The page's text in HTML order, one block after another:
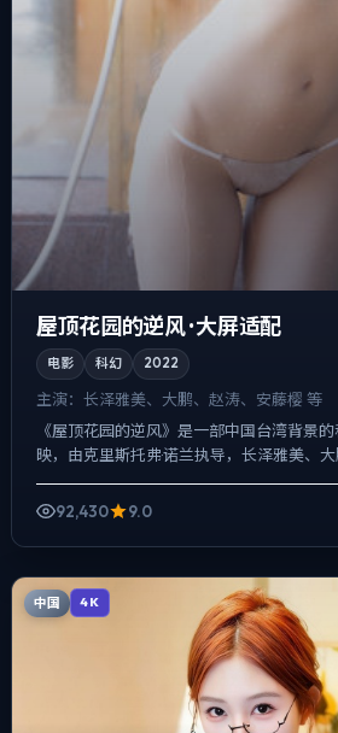
屋顶花园的逆风 · 大屏适配
电影 科幻 2022
主演： 长泽雅美、大鹏、赵涛、安藤樱 等
《屋顶花园的逆风》是一部中国台湾背景
映，由克里斯托弗·诺兰执导，长泽雅美、
92,430
9.0
中国 4K